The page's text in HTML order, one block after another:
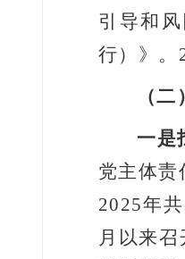
引导和
行）》。
（二
一是
党主体责
2025年
月以来